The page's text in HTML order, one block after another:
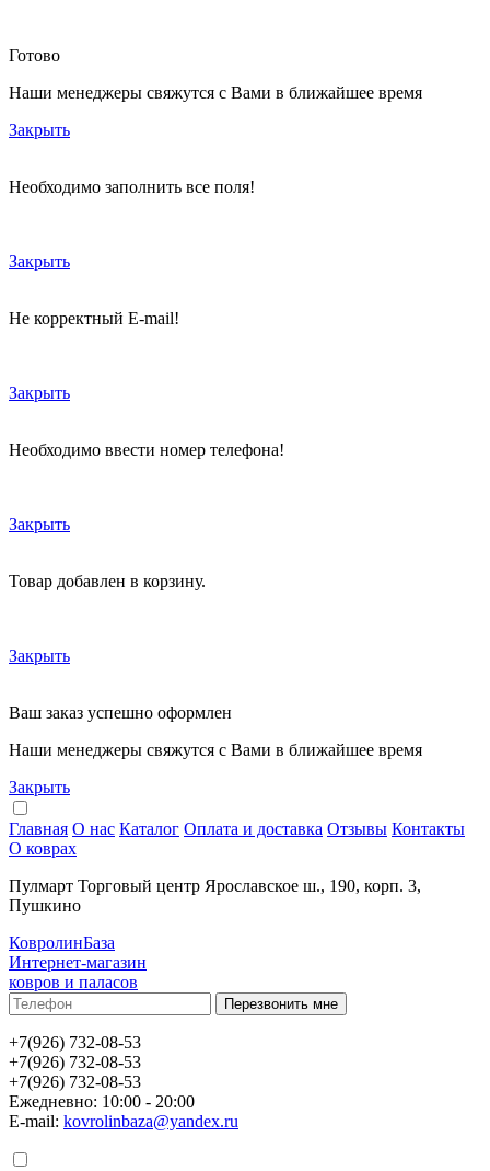
Готово
Наши менеджеры свяжутся с Вами в ближайшее время
Закрыть
Необходимо заполнить все поля!
Закрыть
Не корректный E-mail!
Закрыть
Необходимо ввести номер телефона!
Закрыть
Товар добавлен в корзину.
Закрыть
Ваш заказ успешно оформлен
Наши менеджеры свяжутся с Вами в ближайшее время
Закрыть
Главная О нас Каталог Оплата и доставка Отзывы Контакты
О коврах
Пулмарт Торговый центр Ярославское ш., 190, корп. 3,
Пушкино
КовролинБаза
Интернет-магазин
ковров и паласов
+7(926) 732-08-53
+7(926) 732-08-53
+7(926) 732-08-53
Ежедневно: 10:00 - 20:00
E-mail: kovrolinbaza@yandex.ru